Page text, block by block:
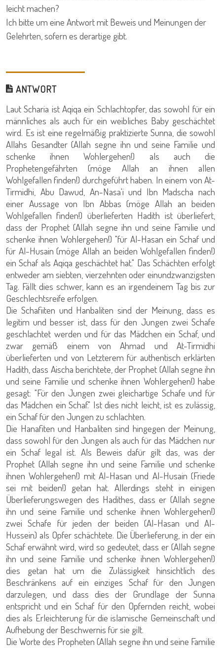
leicht machen?
Ich bitte um eine Antwort mit Beweis und Meinungen der
Gelehrten, sofern es derartige gibt.
ANTWORT
Laut Scharia ist Aqiqa ein Schlachtopfer, das sowohl für ein
männliches als auch für ein weibliches Baby geschächtet
wird. Es ist eine regelmäßig praktizierte Sunna, die sowohl
Allahs Gesandter (Allah segne ihn und seine Familie und
schenke ihnen Wohlergehen!) als auch die
Prophetengefährten (möge Allah an ihnen allen
Wohlgefallen finden!) durchgeführt haben. In einem von At-
Tirmidhi, Abu Dawud, An-Nasa'i und Ibn Madscha nach
einer Aussage von Ibn Abbas (möge Allah an beiden
Wohlgefallen finden!) überlieferten Hadith ist überliefert,
dass der Prophet (Allah segne ihn und seine Familie und
schenke ihnen Wohlergehen!) "für Al-Hasan ein Schaf und
für Al-Husain (möge Allah an beiden Wohlgefallen finden!)
ein Schaf als Aqiqa geschächtet hat." Das Schächten erfolgt
entweder am siebten, vierzehnten oder einundzwanzigsten
Tag. Fällt dies schwer, kann es an irgendeinem Tag bis zur
Geschlechtsreife erfolgen.
Die Schafiiten und Hanbaliten sind der Meinung, dass es
legitim und besser ist, dass für den Jungen zwei Schafe
geschlachtet werden und für das Mädchen ein Schaf, und
zwar gemäß einem von Ahmad und At-Tirmidhi
überlieferten und von Letzterem für authentisch erklärten
Hadith, dass Aischa berichtete, der Prophet (Allah segne ihn
und seine Familie und schenke ihnen Wohlergehen!) habe
gesagt: "Für den Jungen zwei gleichartige Schafe und für
das Mädchen ein Schaf." Ist dies nicht leicht, ist es zulässig,
ein Schaf für den Jungen zu schlachten.
Die Hanafiten und Hanbaliten sind hingegen der Meinung,
dass sowohl für den Jungen als auch für das Mädchen nur
ein Schaf legal ist. Als Beweis dafür gilt das, was der
Prophet (Allah segne ihn und seine Familie und schenke
ihnen Wohlergehen!) mit Al-Hasan und Al-Husain (Friede
sei mit beiden!) getan hat. Allerdings steht in einigen
Überlieferungswegen des Hadithes, dass er (Allah segne
ihn und seine Familie und schenke ihnen Wohlergehen!)
zwei Schafe für jeden der beiden (Al-Hasan und Al-
Hussein) als Opfer schächtete. Die Überlieferung, in der ein
Schaf erwähnt wird, wird so gedeutet, dass er (Allah segne
ihn und seine Familie und schenke ihnen Wohlergehen!)
dies getan hat um die Zulässigkeit hinsichtlich des
Beschränkens auf ein einziges Schaf für den Jungen
darzulegen, und dass dies der Grundlage der Sunna
entspricht und ein Schaf für den Opfernden reicht, wobei
dies als Erleichterung für die islamische Gemeinschaft und
Aufhebung der Beschwernis für sie gilt.
Die Worte des Propheten (Allah segne ihn und seine Familie